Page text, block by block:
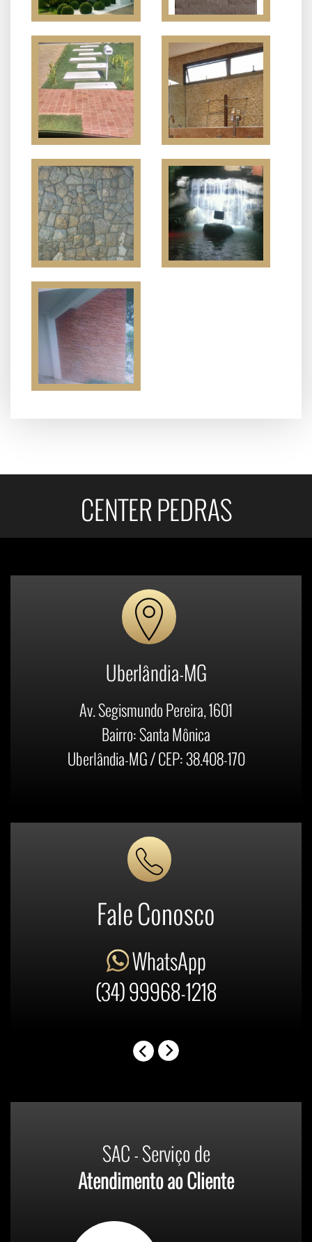
CENTER PEDRAS
Uberlândia-MG
Av. Segismundo Pereira, 1601
Bairro: Santa Mônica
Uberlândia-MG / CEP: 38.408-170
Fale Conosco
WhatsApp
(34) 99968-1218
SAC - Serviço de
Atendimento ao Cliente